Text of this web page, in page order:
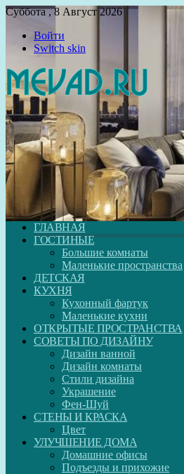
Суббота , 8 Август 2026
Войти
Switch skin
ГЛАВНАЯ
ГОСТИНЫЕ
Большие комнаты
Маленькие пространства
ДЕТСКАЯ
КУХНЯ
Кухонный фартук
Маленькие кухни
ОТКРЫТЫЕ ПРОСТРАНСТВА
СОВЕТЫ ПО ДИЗАЙНУ
Дизайн ванной
Дизайн комнаты
Стили дизайна
Украшение
Фен-Шуй
СТЕНЫ И КРАСКА
Цвет
УЛУЧШЕНИЕ ДОМА
Домашние офисы
Подъезды и прихожие